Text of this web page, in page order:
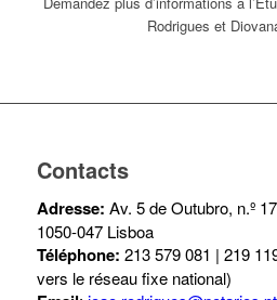
Rodrigues et
Contacts
Adresse: Av. 5 de Outubro, n.º
1050-047 Lisboa
Téléphone: 213 579 081 | 219
vers le réseau fixe national)